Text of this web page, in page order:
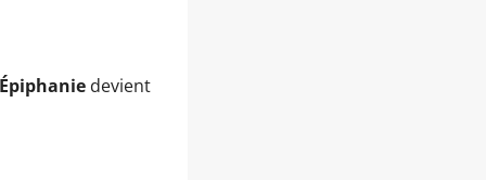
Épiphanie devient